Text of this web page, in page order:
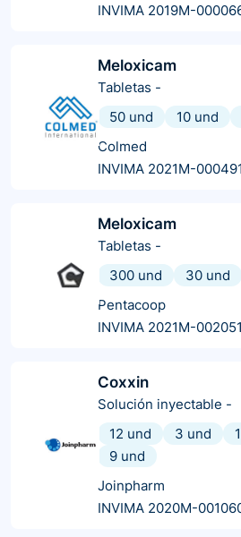
INVIMA 2019M-
Meloxicam
Tabletas -
50 und
10 und
Colmed
INVIMA 2021M-
Meloxicam
Tabletas -
300 und
30 und
Pentacoop
INVIMA 2021M-
Coxxin
Solución inyectable -
12 und
3 und
9 und
Joinpharm
INVIMA 2020M-